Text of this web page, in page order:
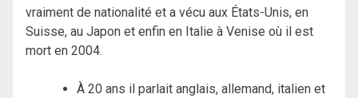
vraiment de nationalité et a vécu aux États-Unis, en
Suisse, au Japon et enfin en Italie à Venise où il est
mort en 2004.
À 20 ans il parlait anglais, allemand, italien et